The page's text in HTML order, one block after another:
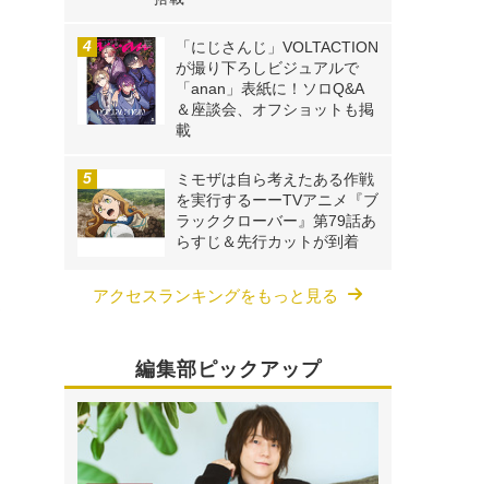
「にじさんじ」VOLTACTION
が撮り下ろしビジュアルで
「anan」表紙に！ソロQ&A
＆座談会、オフショットも掲
載
ミモザは自ら考えたある作戦
を実行するーーTVアニメ『ブ
ラッククローバー』第79話あ
らすじ＆先行カットが到着
アクセスランキングをもっと見る
編集部ピックアップ